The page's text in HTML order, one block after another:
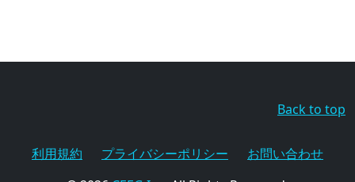
Back to top
利用規約 プライバシーポリシー
お問い合わせ